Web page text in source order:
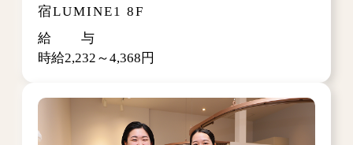
宿LUMINE1 8F
給 与
時給2,232～4,368円